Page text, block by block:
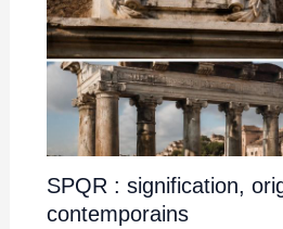
SPQR : signification,
contemporains